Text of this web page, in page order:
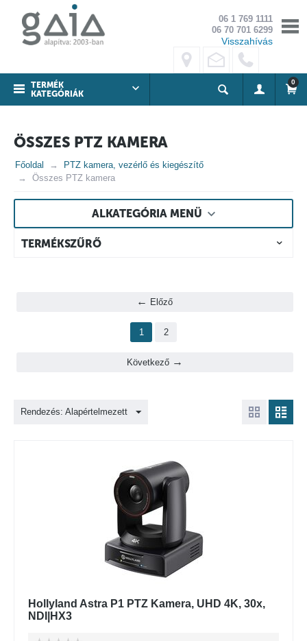
06 1 769 1111
06 70 701 6299
Visszahívás
TERMÉK
KATEGÓRIÁK
0
ÖSSZES PTZ KAMERA
Főoldal
PTZ kamera, vezérlő és kiegészítő
Összes PTZ kamera
ALKATEGÓRIA MENÜ
TERMÉKSZŰRŐ
Előző
1 2
Következő
Rendezés: Alapértelmezett
Hollyland Astra P1 PTZ Kamera, UHD 4K, 30x,
NDI|HX3